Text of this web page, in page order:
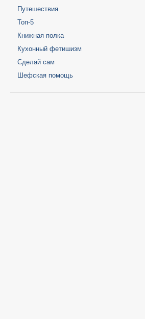
Путешествия
Топ-5
Книжная полка
Кухонный фетишизм
Сделай сам
Шефская помощь